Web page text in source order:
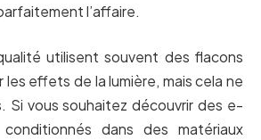
l’affaire.
utilisent souvent des flacons
effets de la lumière, mais cela ne
Si vous souhaitez découvrir des e-
conditionnés dans des matériaux